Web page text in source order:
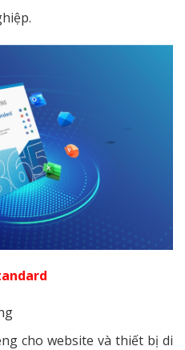
cho website và thiết bị di